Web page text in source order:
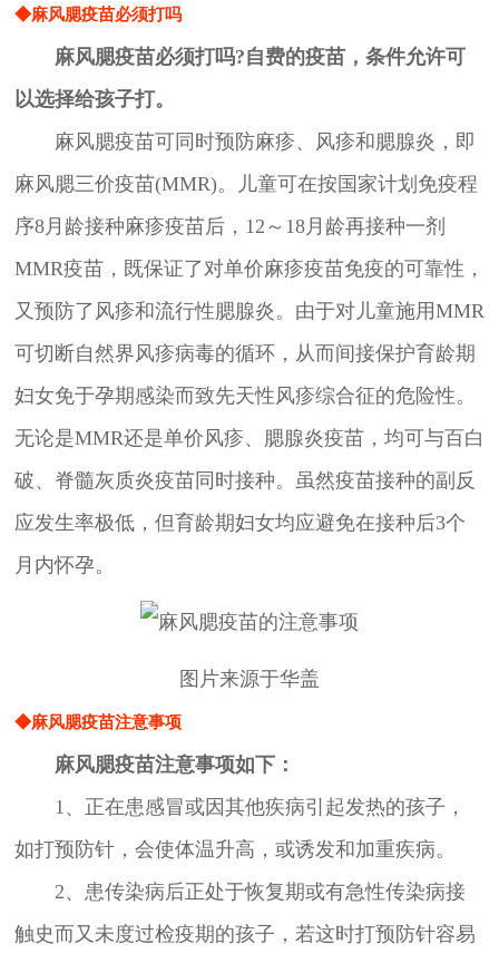
◆麻风腮疫苗必须打吗
麻风腮疫苗必须打吗?自费的疫苗，条件允许可
以选择给孩子打。
麻风腮疫苗可同时预防麻疹、风疹和腮腺炎，即
麻风腮三价疫苗(MMR)。儿童可在按国家计划免疫程
序8月龄接种麻疹疫苗后，12～18月龄再接种一剂
MMR疫苗，既保证了对单价麻疹疫苗免疫的可靠性，
又预防了风疹和流行性腮腺炎。由于对儿童施用MMR
可切断自然界风疹病毒的循环，从而间接保护育龄期
妇女免于孕期感染而致先天性风疹综合征的危险性。
无论是MMR还是单价风疹、腮腺炎疫苗，均可与百白
破、脊髓灰质炎疫苗同时接种。虽然疫苗接种的副反
应发生率极低，但育龄期妇女均应避免在接种后3个
月内怀孕。
图片来源于华盖
◆麻风腮疫苗注意事项
麻风腮疫苗注意事项如下：
1、正在患感冒或因其他疾病引起发热的孩子，
如打预防针，会使体温升高，或诱发和加重疾病。
2、患传染病后正处于恢复期或有急性传染病接
触史而又未度过检疫期的孩子，若这时打预防针容易